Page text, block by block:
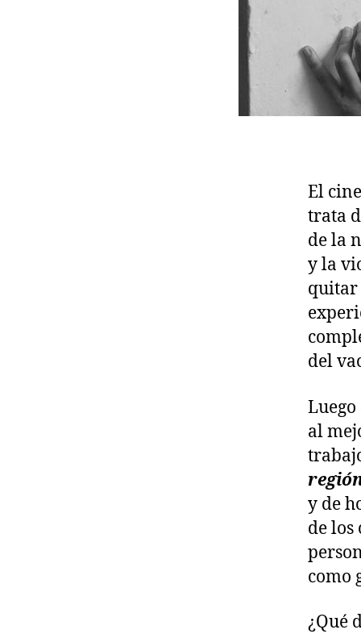
El
trata
de la
y la
quitar
del
al
y de
de
como
¿Qué